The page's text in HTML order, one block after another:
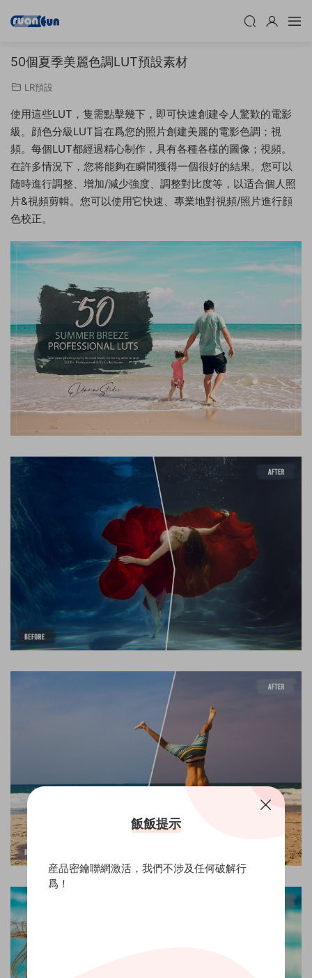
50個夏季美麗色調LUT預設素材
LR預設
使用這些LUT，隻需點擊幾下，即可快速創建令人驚歎的電影
級。顔色分級LUT旨在爲您的照片創建美麗的電影色調；視
頻。每個LUT都經過精心制作，具有各種各樣的圖像；視頻。
在許多情況下，您将能夠在瞬間獲得一個很好的結果。您可以
随時進行調整、增加/減少強度、調整對比度等，以适合個人照
片&視頻剪輯。您可以使用它快速、專業地對視頻/照片進行顔
色校正。
飯飯提示
産品密鑰聯網激活，我們不涉及任何破解行
爲！